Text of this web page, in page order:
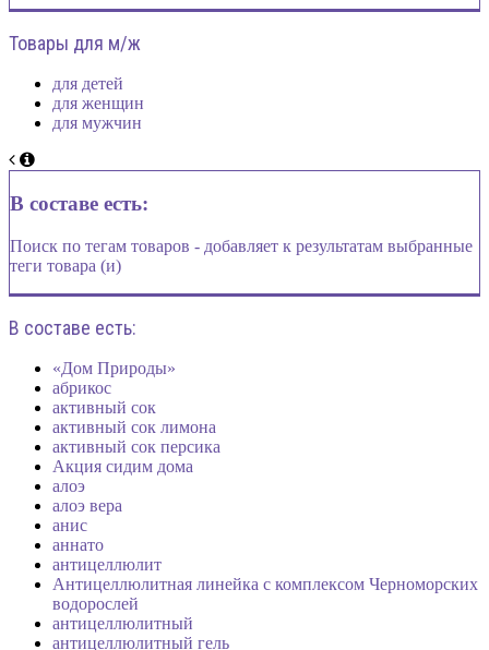
Товары для м/ж
для детей
для женщин
для мужчин
В составе есть:
Поиск по тегам товаров - добавляет к результатам выбранные
теги товара (и)
В составе есть:
«Дом Природы»
абрикос
активный сок
активный сок лимона
активный сок персика
Акция сидим дома
алоэ
алоэ вера
анис
аннато
антицеллюлит
Антицеллюлитная линейка с комплексом Черноморских
водорослей
антицеллюлитный
антицеллюлитный гель